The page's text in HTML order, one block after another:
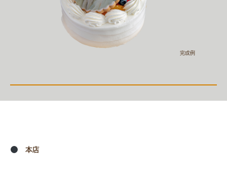
完成例
本店